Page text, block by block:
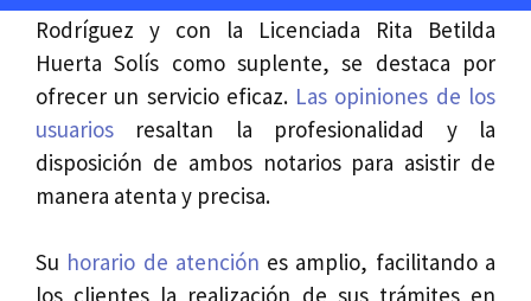
Rodríguez y con la Licenciada Rita Betilda
Huerta Solís como suplente, se destaca por
ofrecer un servicio eficaz. Las opiniones de los
usuarios resaltan la profesionalidad y la
disposición de ambos notarios para asistir de
manera atenta y precisa.
Su horario de atención es amplio, facilitando a
los clientes la realización de sus trámites en